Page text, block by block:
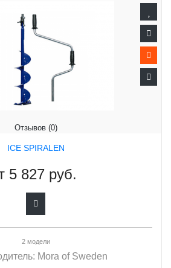
Отзывов (0)
ICE SPIRALEN
5 827 руб.
2 модели
Mora of Sweden